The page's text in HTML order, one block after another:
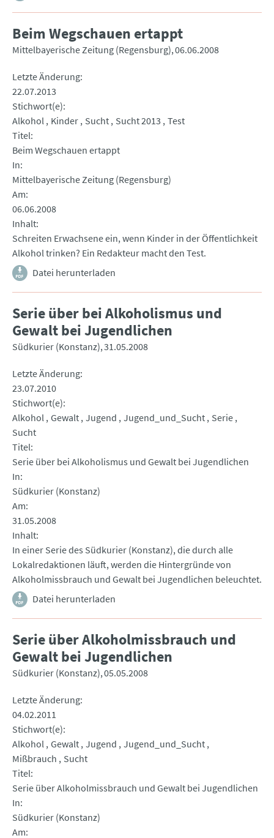
Beim Wegschauen ertappt
Mittelbayerische Zeitung (Regensburg) 06.06.2008
Letzte Änderung
22.07.2013
Stichwort(e)
Alkohol Kinder Sucht Sucht 2013 Test
Titel
Beim Wegschauen ertappt
In
Mittelbayerische Zeitung (Regensburg)
Am
06.06.2008
Inhalt
Schreiten Erwachsene ein, wenn Kinder in der Öffentlichkeit
Alkohol trinken? Ein Redakteur macht den Test.
Datei herunterladen
Serie über bei Alkoholismus und
Gewalt bei Jugendlichen
Südkurier (Konstanz) 31.05.2008
Letzte Änderung
23.07.2010
Stichwort(e)
Alkohol Gewalt Jugend Jugend_und_Sucht Serie
Sucht
Titel
Serie über bei Alkoholismus und Gewalt bei Jugendlichen
In
Südkurier (Konstanz)
Am
31.05.2008
Inhalt
In einer Serie des Südkurier (Konstanz), die durch alle
Lokalredaktionen läuft, werden die Hintergründe von
Alkoholmissbrauch und Gewalt bei Jugendlichen beleuchtet.
Datei herunterladen
Serie über Alkoholmissbrauch und
Gewalt bei Jugendlichen
Südkurier (Konstanz) 05.05.2008
Letzte Änderung
04.02.2011
Stichwort(e)
Alkohol Gewalt Jugend Jugend_und_Sucht
Mißbrauch
Sucht
Titel
Serie über Alkoholmissbrauch und Gewalt bei Jugendlichen
In
Südkurier (Konstanz)
Am